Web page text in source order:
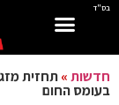
בס"ד
חדשות»תחזית
בעומס החום